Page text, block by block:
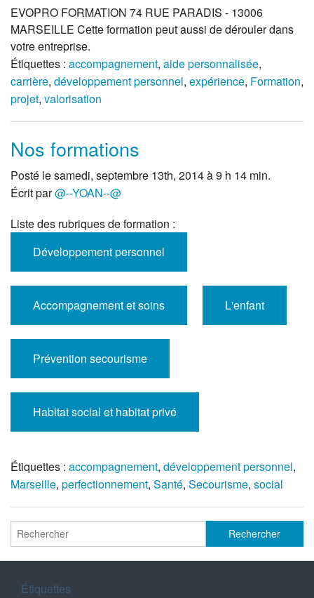
EVOPRO FORMATION 74 RUE PARADIS - 13006
MARSEILLE Cette formation peut aussi de dérouler dans
votre entreprise.
Étiquettes : accompagnement, aide personnalisée,
carrière, développement personnel, expérience, Formation,
projet, valorisation
Nos formations
Posté le samedi, septembre 13th, 2014 à 9 h 14 min.
Écrit par@--YOAN--@
Liste des rubriques de formation :
Développement personnel
Accompagnement et soins L'enfant
Prévention secourisme
Habitat social et habitat privé
Étiquettes : accompagnement, développement personnel,
Marseille, perfectionnement, Santé, Secourisme, social
Étiquettes